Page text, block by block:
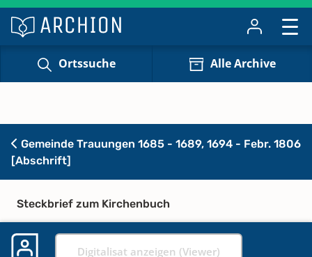
Ortssuche Alle Archive
Gemeinde Trauungen 1685 - 1689, 1694 - Febr. 1806
[Abschrift]
Steckbrief zum Kirchenbuch
Digitalisat anzeigen (Viewer)